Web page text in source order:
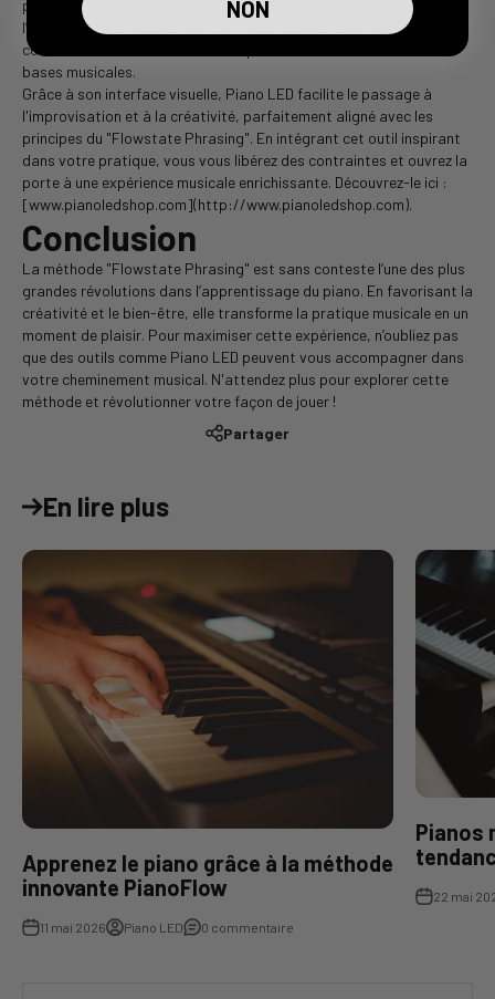
piano, Piano LED vous guide note par note, rendant
l’apprentissage ludique et intuitif. Vous pouvez ainsi vous
concentrer sur la sensation et l'expression, tout en maîtrisant les
bases musicales.
Grâce à son interface visuelle, Piano LED facilite le passage à
l'improvisation et à la créativité, parfaitement aligné avec les
principes du "Flowstate Phrasing". En intégrant cet outil inspirant
dans votre pratique, vous vous libérez des contraintes et ouvrez la
porte à une expérience musicale enrichissante. Découvrez-le ici :
[www.pianoledshop.com](http://www.pianoledshop.com).
Conclusion
La méthode "Flowstate Phrasing" est sans conteste l’une des plus
grandes révolutions dans l’apprentissage du piano. En favorisant la
créativité et le bien-être, elle transforme la pratique musicale en un
moment de plaisir. Pour maximiser cette expérience, n’oubliez pas
que des outils comme Piano LED peuvent vous accompagner dans
votre cheminement musical. N'attendez plus pour explorer cette
méthode et révolutionner votre façon de jouer !
Partager
En lire plus
Apprenez le piano grâce à la méthode
innovante PianoFlow
11 mai 2026 Piano LED 0 commentaire
Pianos
22 mai
NON